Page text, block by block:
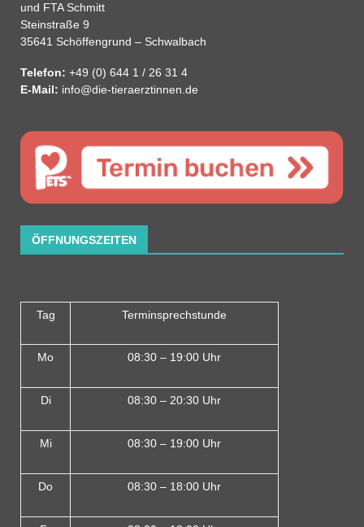
und FTA Schmitt
Steinstraße 9
35641 Schöffengrund – Schwalbach
Telefon: +49 (0) 644 1 / 26 31 4
E-Mail: info@die-tieraerztinnen.de
ÖFFNUNGSZEITEN
Tag Terminsprechstunde
Mo 08:30 – 19:00 Uhr
Di 08:30 – 20:30 Uhr
Mi 08:30 – 19:00 Uhr
Do 08:30 – 18:00 Uhr